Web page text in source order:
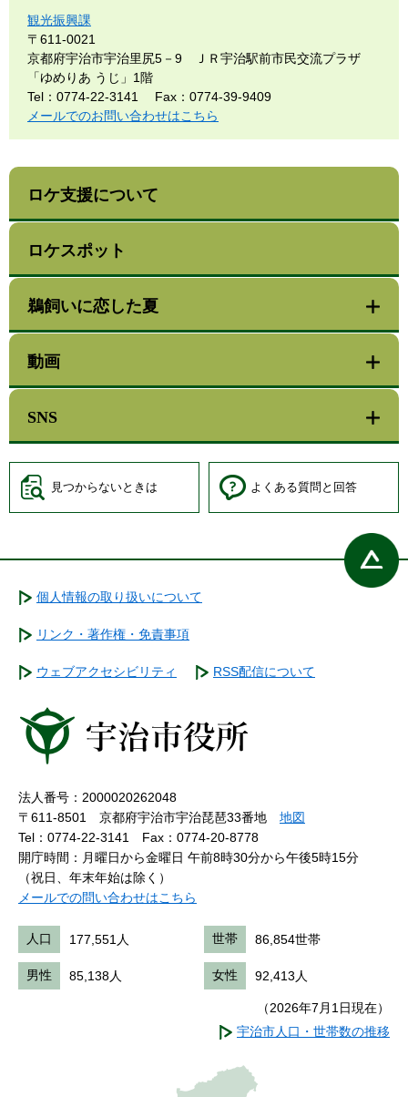
観光振興課
〒611-0021
京都府宇治市宇治里尻5－9 ＪＲ宇治駅前市民交流プラザ
「ゆめりあ うじ」1階
Tel：0774-22-3141
Fax：0774-39-9409
メールでのお問い合わせはこちら
ロケ支援について
ロケスポット
鵜飼いに恋した夏
動画
SNS
見つからないときは よくある質問と回答
個人情報の取り扱いについて
リンク・著作権・免責事項
ウェブアクセシビリティ RSS配信について
法人番号：2000020262048
〒611-8501 京都府宇治市宇治琵琶33番地 地図
Tel：0774-22-3141
Fax：0774-20-8778
開庁時間：月曜日から金曜日 午前8時30分から午後5時15分
（祝日、年末年始は除く）
メールでの問い合わせはこちら
人口 177,551人 世帯 86,854世帯
男性 85,138人 女性 92,413人
（2026年7月1日現在）
宇治市人口・世帯数の推移